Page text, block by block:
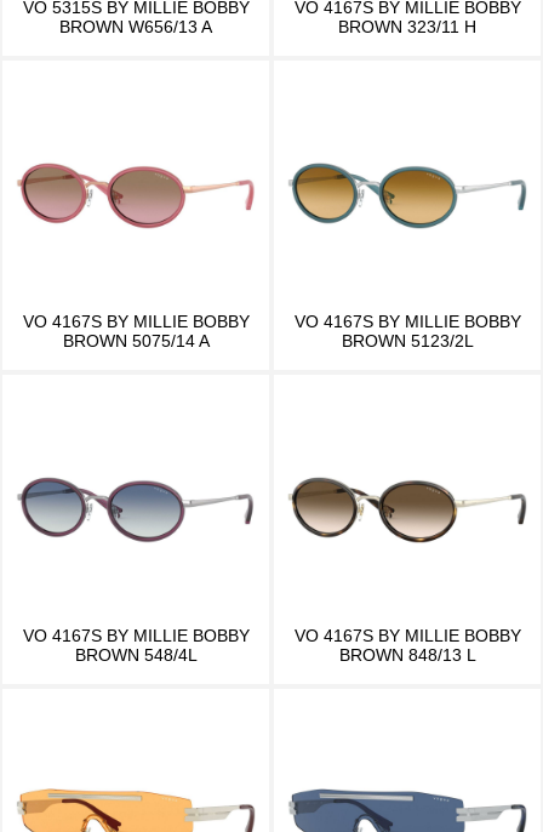
VO 5315S BY MILLIE BOBBY
BROWN W656/13 A
VO 4167S BY MILLIE BOBBY
BROWN 323/11 H
VO 4167S BY MILLIE BOBBY
BROWN 5075/14 A
VO 4167S BY MILLIE BOBBY
BROWN 5123/2L
VO 4167S BY MILLIE BOBBY
BROWN 548/4L
VO 4167S BY MILLIE BOBBY
BROWN 848/13 L